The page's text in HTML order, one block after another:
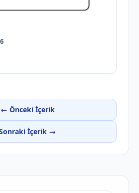
← Önceki İçerik
İçerik →